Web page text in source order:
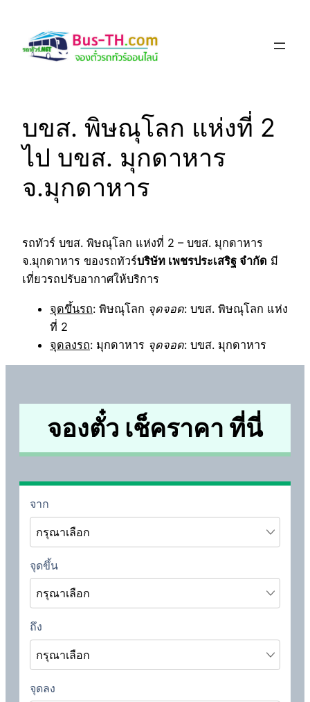
content
บขส. พิษณุโลก แห่งที่ 2
ไป บขส. มุกดาหาร
จ.มุกดาหาร
รถทัวร์ บขส. พิษณุโลก แห่งที่ 2 – บขส. มุกดาหาร
จ.มุกดาหาร ของรถทัวร์บริษัท เพชรประเสริฐ จำกัด มี
เที่ยวรถปรับอากาศให้บริการ
จุดขึ้นรถ: พิษณุโลก จุดจอด: บขส. พิษณุโลก แห่ง
ที่ 2
จุดลงรถ: มุกดาหาร จุดจอด: บขส. มุกดาหาร
จองตั๋ว เช็คราคา ที่นี่